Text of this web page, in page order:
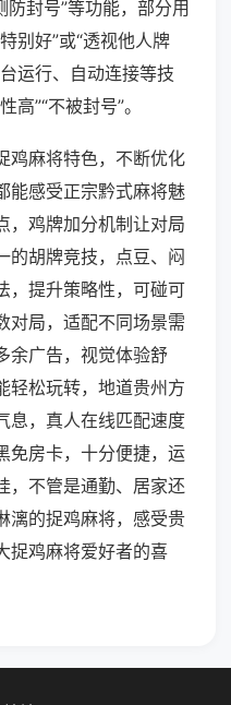
防封号”等功能，部分用
别好”或“透视他人牌
运行、自动连接等技
”“不被封号”。
鸡麻将特色，不断优化
能感受正宗黔式麻将魅
，鸡牌加分机制让对局
的胡牌竞技，点豆、闷
，提升策略性，可碰可
对局，适配不同场景需
余广告，视觉体验舒
轻松玩转，地道贵州方
息，真人在线匹配速度
免房卡，十分便捷，运
，不管是通勤、居家还
漓的捉鸡麻将，感受贵
捉鸡麻将爱好者的喜